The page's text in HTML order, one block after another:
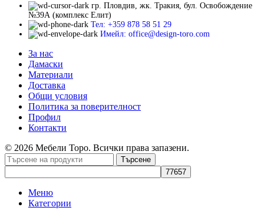
гр. Пловдив, жк. Тракия, бул. Освобождение
№39А (комплекс Елит)
Тел: +359 878 58 51 29
Имейл: office@design-toro.com
За нас
Дамаски
Материали
Доставка
Общи условия
Политика за поверителност
Профил
Контакти
© 2026 Мебели Торо. Всички права запазени.
Търсене
Меню
Категории